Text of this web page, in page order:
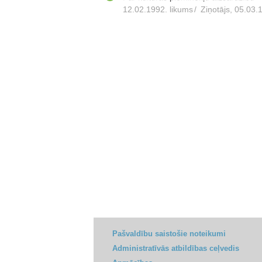
12.02.1992. likums/ Ziņotājs,
Pašvaldību saistošie noteikumi
Administratīvās atbildības ceļvedis